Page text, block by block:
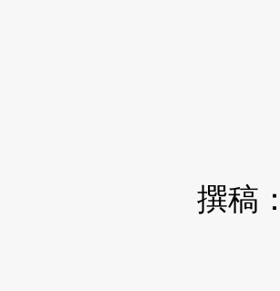
撰稿